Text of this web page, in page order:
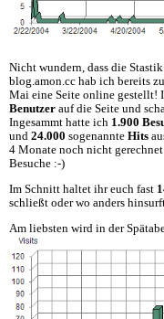
Nicht wundern, dass die
blog.amon.cc hab ich bereits
Mai eine Seite online gestellt!
Benutzer auf die Seite und
Ingesammt hatte ich 1.900
und 24.000 sogenannte Hits
4 Monate noch nicht
Besuche :-)
Im Schnitt haltet ihr euch fast
schließt oder wo anders
Am liebsten wird in der